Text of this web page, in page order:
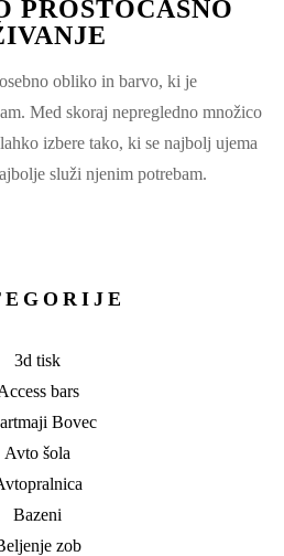
PROSTOČASNO
obliko in barvo, ki je
Med skoraj nepregledno množico
izbere tako, ki se najbolj ujema
služi njenim potrebam.
3d tisk
bars
Bovec
Avto šola
Bazeni
zob